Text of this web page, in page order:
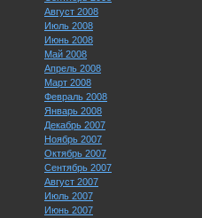
Август 2008
Июль 2008
Июнь 2008
Май 2008
Апрель 2008
Март 2008
Февраль 2008
Январь 2008
Декабрь 2007
Ноябрь 2007
Октябрь 2007
Сентябрь 2007
Август 2007
Июль 2007
Июнь 2007